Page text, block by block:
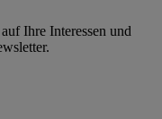
Ihre Interessen und